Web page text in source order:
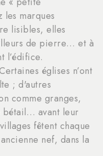
les marques
lisibles, elles
de pierre… et à
l’édifice.
églises n’ont
; d'autres
comme granges,
bétail… avant leur
fêtent chaque
nef, dans la